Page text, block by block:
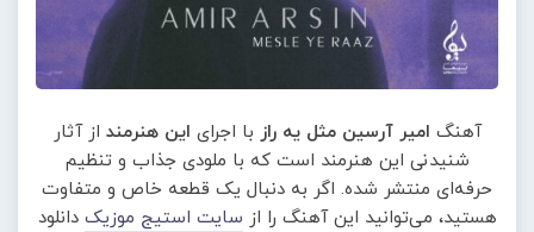
آهنگ امیر آرسین مثل یه راز با اجرای این هنرمند از آثار
شنیدنی این هنرمند است که با ملودی جذاب و تنظیم
حرفه‌ای منتشر شده. اگر به دنبال یک قطعه خاص و متفاوت
هستید، می‌توانید این آهنگ را از سایت استیج موزیک دانلود